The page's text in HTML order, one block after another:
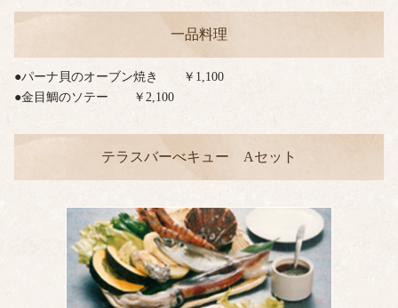
一品料理
●パーナ貝のオーブン焼き ￥1,100
●金目鯛のソテー ￥2,100
テラスバーべキュー Aセット